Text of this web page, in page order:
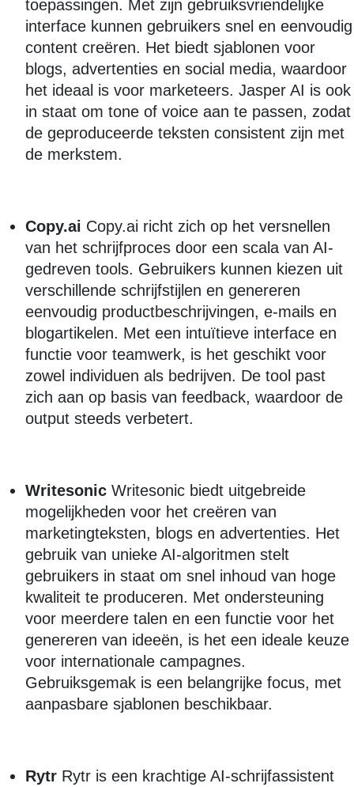
toepassingen. Met zijn gebruiksvriendelijke
interface kunnen gebruikers snel en eenvoudig
content creëren. Het biedt sjablonen voor
blogs, advertenties en social media, waardoor
het ideaal is voor marketeers. Jasper AI is ook
in staat om tone of voice aan te passen, zodat
de geproduceerde teksten consistent zijn met
de merkstem.
Copy.ai Copy.ai richt zich op het versnellen
van het schrijfproces door een scala van AI-
gedreven tools. Gebruikers kunnen kiezen uit
verschillende schrijfstijlen en genereren
eenvoudig productbeschrijvingen, e-mails en
blogartikelen. Met een intuïtieve interface en
functie voor teamwerk, is het geschikt voor
zowel individuen als bedrijven. De tool past
zich aan op basis van feedback, waardoor de
output steeds verbetert.
Writesonic Writesonic biedt uitgebreide
mogelijkheden voor het creëren van
marketingteksten, blogs en advertenties. Het
gebruik van unieke AI-algoritmen stelt
gebruikers in staat om snel inhoud van hoge
kwaliteit te produceren. Met ondersteuning
voor meerdere talen en een functie voor het
genereren van ideeën, is het een ideale keuze
voor internationale campagnes.
Gebruiksgemak is een belangrijke focus, met
aanpasbare sjablonen beschikbaar.
Rytr Rytr is een krachtige AI-schrijfassistent